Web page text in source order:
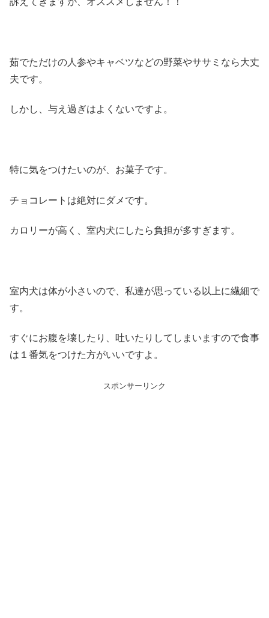
茹でただけの人参やキャベツなどの野菜やササミなら大丈
夫です。
しかし、与え過ぎはよくないですよ。
特に気をつけたいのが、お菓子です。
チョコレートは絶対にダメです。
カロリーが高く、室内犬にしたら負担が多すぎます。
室内犬は体が小さいので、私達が思っている以上に繊細で
す。
すぐにお腹を壊したり、吐いたりしてしまいますので食事
は１番気をつけた方がいいですよ。
スポンサーリンク